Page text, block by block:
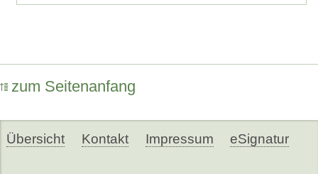
zum Seitenanfang
Übersicht Kontakt Impressum eSignatur